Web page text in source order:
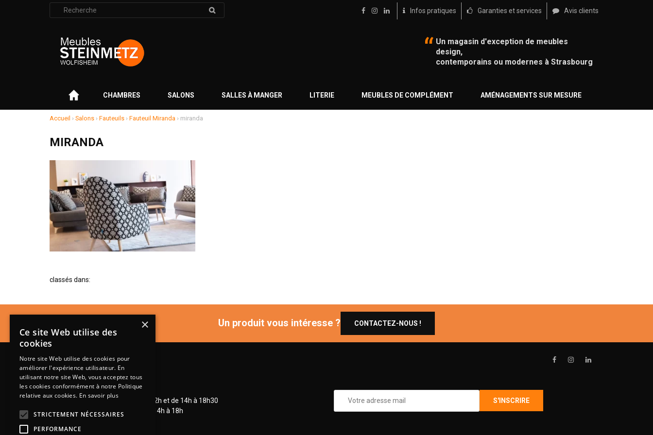
Rechercher
:
Infos pratiques Garanties et services Avis clients
Un magasin d'exception de meubles
design,
contemporains ou modernes à Strasbourg
CHAMBRES SALONS SALLES À MANGER LITERIE MEUBLES DE COMPLÉMENT AMÉNAGEMENTS SUR MESURE
Accueil › Salons › Fauteuils › Fauteuil Miranda › miranda
MIRANDA
classés dans:
Un produit vous intéresse ? CONTACTEZ-NOUS !
Lundi de 14h à 18h30
Mardi à vendredi de 9h à 12h et de 14h à 18h30
Samedi de 9h à 12h et de 14h à 18h
×
Ce site Web utilise des
cookies
Notre site Web utilise des cookies pour
améliorer l'expérience utilisateur. En
utilisant notre site Web, vous acceptez tous
les cookies conformément à notre Politique
relative aux cookies. En savoir plus
STRICTEMENT NÉCESSAIRES
PERFORMANCE